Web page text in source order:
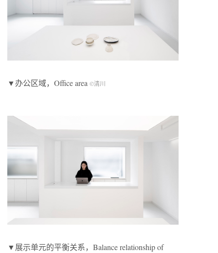
▼办公区域，Office area ©清川
▼展示单元的平衡关系，Balance relationship of